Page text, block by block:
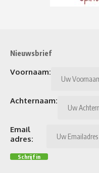
Nieuwsbrief
Voornaam:
Achternaam:
Email
adres: